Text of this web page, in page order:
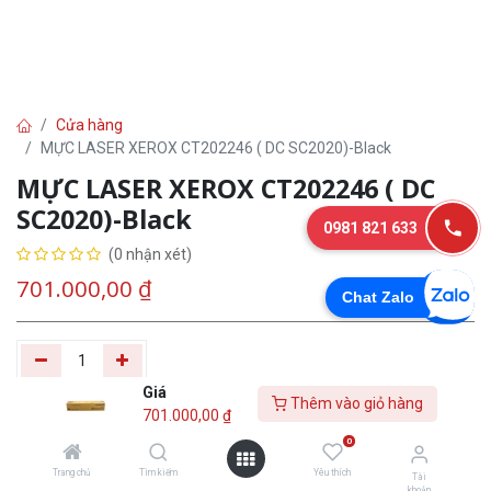
Giá
701.000,00 ₫
Thêm vào giỏ hàng
Trang chủ Tìm kiếm
0
Yêu thích
Tài
Cửa hàng
MỰC LASER XEROX CT202246 ( DC SC2020)-Black
MỰC LASER XEROX CT202246 ( DC
SC2020)-Black
(0 nhận xét)
701.000,00 ₫
Thêm vào giỏ
Tư
Mua
ngay
Chat Zalo
0981 821 633